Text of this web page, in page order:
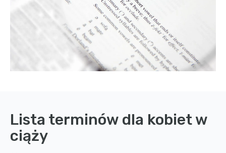
Lista terminów dla kobiet w
ciąży